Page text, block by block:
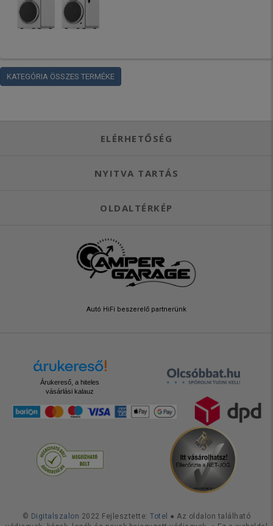
KATEGÓRIA ÖSSZES TERMÉKE
ELÉRHETŐSÉG
NYITVA TARTÁS
OLDALTÉRKÉP
Autó HiFi beszerelő partnerünk
Árukereső, a hiteles
vásárlási kalauz
© Digitalszalon 2022 Fejlesztette:Totel ● Az oldalon található